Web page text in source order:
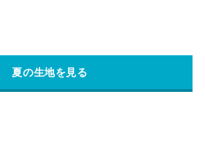
夏の生地を見る